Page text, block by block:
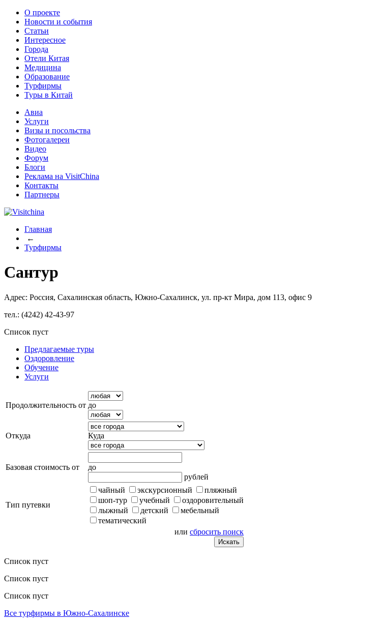
О проекте
Новости и события
Статьи
Интересное
Города
Отели Китая
Медицина
Образование
Турфирмы
Туры в Китай
Авиа
Услуги
Визы и посольства
Фотогалереи
Видео
Форум
Блоги
Реклама на VisitChina
Контакты
Партнеры
Главная
←
Турфирмы
Сантур
Адрес: Россия, Сахалинская область, Южно-Сахалинск, ул. пр-кт Мира, дом 113, офис 9
тел.: (4242) 42-43-97
Список пуст
Предлагаемые туры
Оздоровление
Обучение
Услуги
Продолжительность от до
Откуда Куда
Базовая стоимость от
до
рублей
Тип путевки
чайный экскурсионный
пляжный
шоп-тур
учебный
оздоровительный
лыжный
детский
мебельный
тематический
или сбросить поиск
Список пуст
Список пуст
Список пуст
Все турфирмы в Южно-Сахалинске